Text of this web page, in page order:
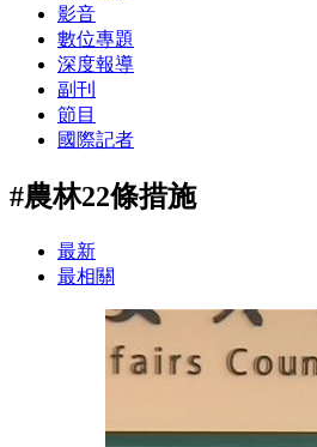
影音
數位專題
深度報導
副刊
節目
國際記者
#農林22條措施
最新
最相關